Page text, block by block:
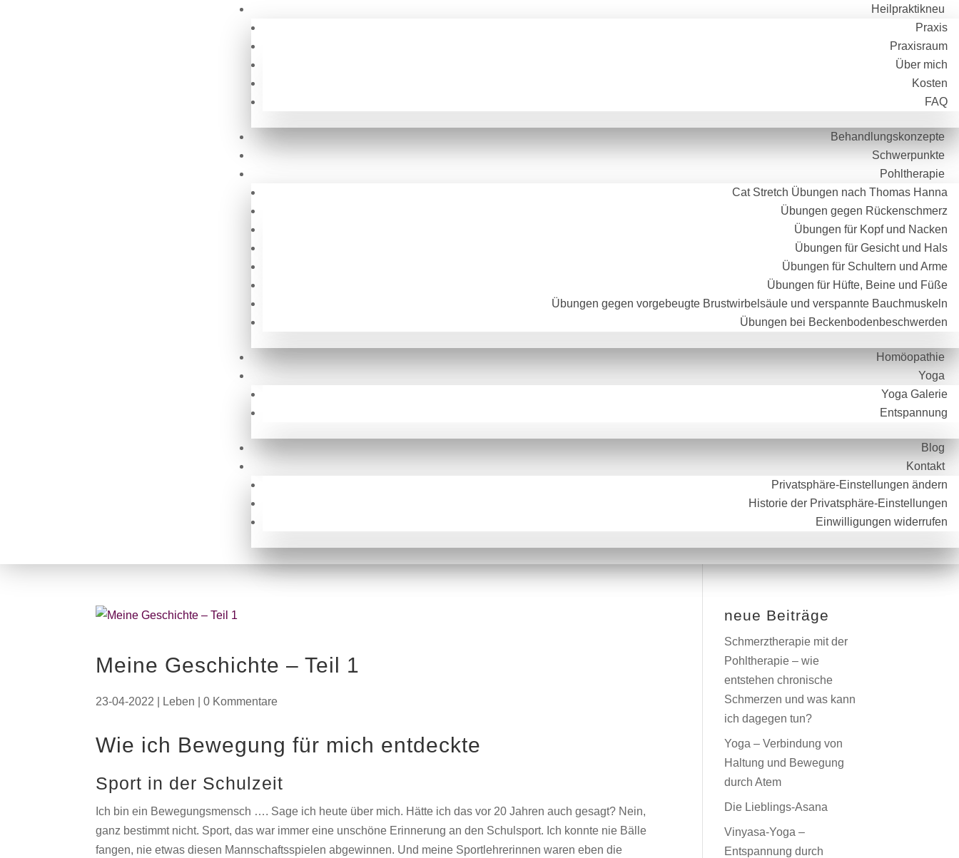
Heilpraktikneu
Praxis
Praxisraum
Über mich
Kosten
FAQ
Behandlungskonzepte
Schwerpunkte
Pohltherapie
Cat Stretch Übungen nach Thomas Hanna
Übungen gegen Rückenschmerz
Übungen für Kopf und Nacken
Übungen für Gesicht und Hals
Übungen für Schultern und Arme
Übungen für Hüfte, Beine und Füße
Übungen gegen vorgebeugte Brustwirbelsäule und verspannte Bauchmuskeln
Übungen bei Beckenbodenbeschwerden
Homöopathie
Yoga
Yoga Galerie
Entspannung
Blog
Kontakt
Privatsphäre-Einstellungen ändern
Historie der Privatsphäre-Einstellungen
Einwilligungen widerrufen
Meine Geschichte – Teil 1
23-04-2022 Leben |0 Kommentare
Wie ich Bewegung für mich entdeckte
Sport in der Schulzeit
Ich bin ein Bewegungsmensch …. Sage ich heute über mich. Hätte ich das vor 20 Jahren auch gesagt? Nein,
ganz bestimmt nicht. Sport, das war immer eine unschöne Erinnerung an den Schulsport. Ich konnte nie Bälle
fangen, nie etwas diesen Mannschaftsspielen abgewinnen. Und meine Sportlehrerinnen waren eben die
neue Beiträge
Schmerztherapie mit der
Pohltherapie – wie
entstehen chronische
Schmerzen und was kann
ich dagegen tun?
Yoga – Verbindung von
Haltung und Bewegung
durch Atem
Die Lieblings-Asana
Vinyasa-Yoga –
Entspannung durch